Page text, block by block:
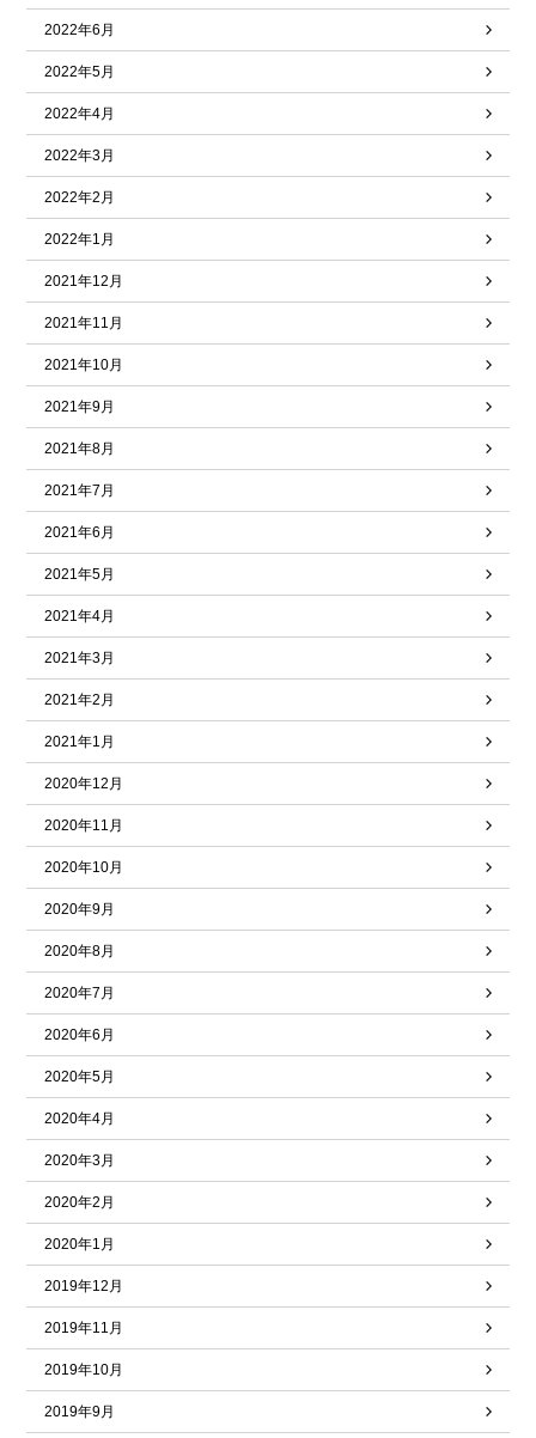
2022年6月
2022年5月
2022年4月
2022年3月
2022年2月
2022年1月
2021年12月
2021年11月
2021年10月
2021年9月
2021年8月
2021年7月
2021年6月
2021年5月
2021年4月
2021年3月
2021年2月
2021年1月
2020年12月
2020年11月
2020年10月
2020年9月
2020年8月
2020年7月
2020年6月
2020年5月
2020年4月
2020年3月
2020年2月
2020年1月
2019年12月
2019年11月
2019年10月
2019年9月